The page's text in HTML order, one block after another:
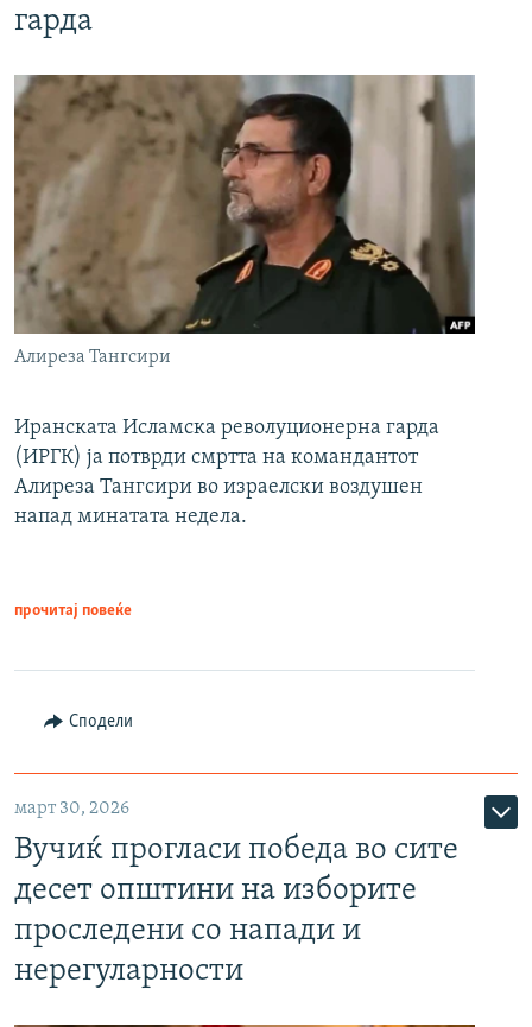
гарда
Алиреза Тангсири
Иранската Исламска револуционерна гарда
(ИРГК) ја потврди смртта на командантот
Алиреза Тангсири во израелски воздушен
напад минатата недела.
прочитај повеќе
Сподели
март 30, 2026
Вучиќ прогласи победа во сите
десет општини на изборите
проследени со напади и
нерегуларности